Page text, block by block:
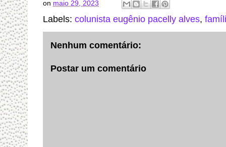
on maio 29, 2023
Labels: colunista eugênio pacelly alves,
Nenhum comentário:
Postar um comentário